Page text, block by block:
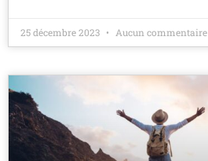
25 décembre 2023 Aucun commentaire